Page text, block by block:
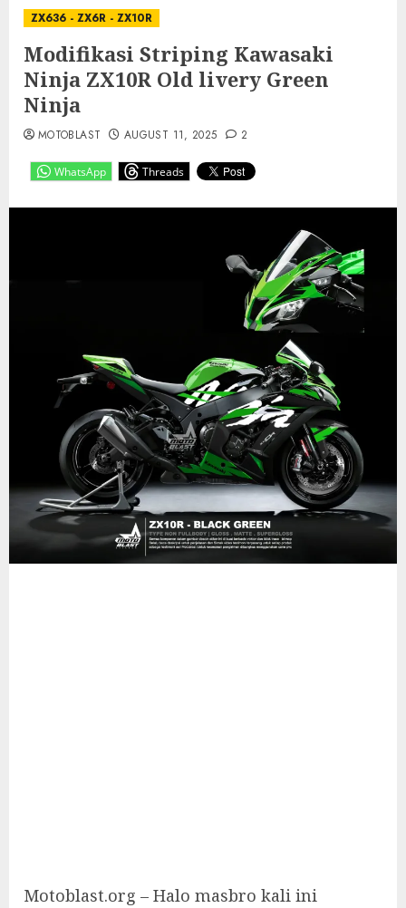
ZX636 - ZX6R - ZX10R
Modifikasi Striping Kawasaki
Ninja ZX10R Old livery Green
Ninja
WhatsApp Threads
MOTOBLAST AUGUST 11, 2025 2
Motoblast.org – Halo masbro kali ini